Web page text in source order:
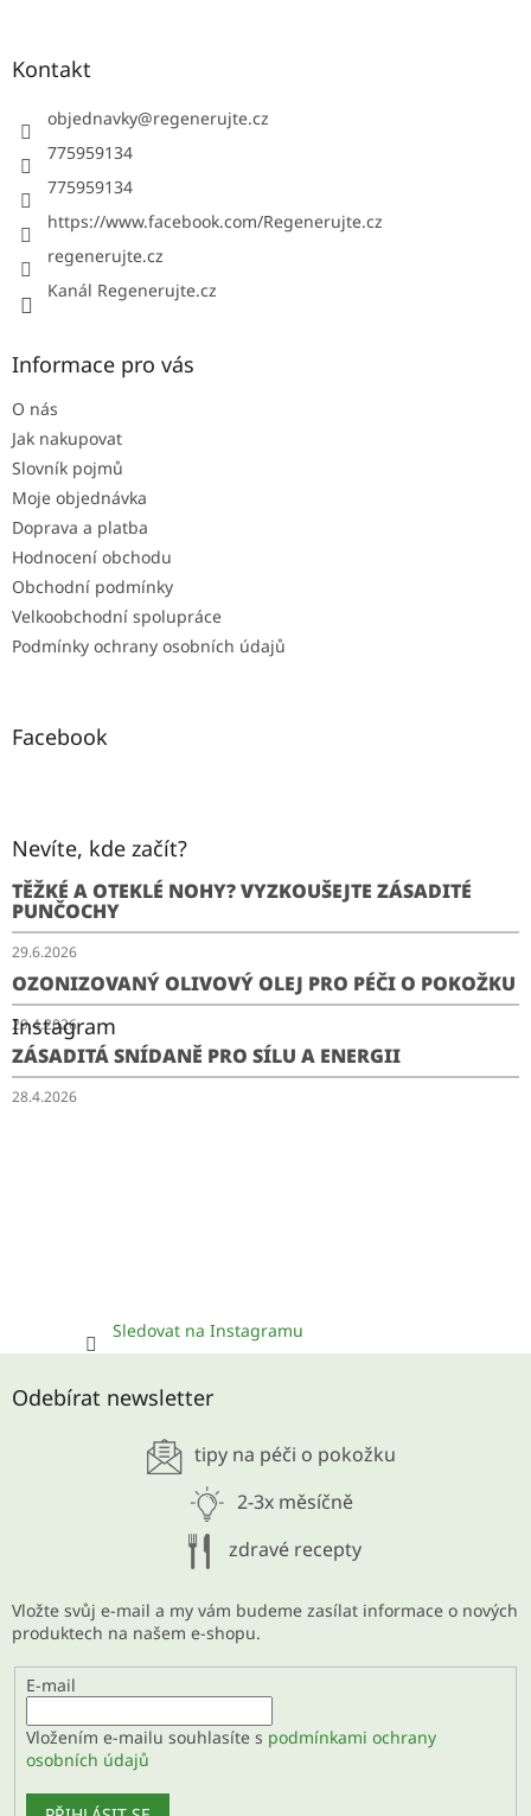
Kontakt
objednavky@regenerujte.cz
775959134
775959134
https://www.facebook.com/Regenerujte.cz
regenerujte.cz
Kanál Regenerujte.cz
Informace pro vás
O nás
Jak nakupovat
Slovník pojmů
Moje objednávka
Doprava a platba
Hodnocení obchodu
Obchodní podmínky
Velkoobchodní spolupráce
Podmínky ochrany osobních údajů
Facebook
Nevíte, kde začít?
TĚŽKÉ A OTEKLÉ NOHY? VYZKOUŠEJTE ZÁSADITÉ
PUNČOCHY
29.6.2026
OZONIZOVANÝ OLIVOVÝ OLEJ PRO PÉČI O POKOŽKU
29.4.2026
ZÁSADITÁ SNÍDANĚ PRO SÍLU A ENERGII
28.4.2026
Instagram
Sledovat na Instagramu
Odebírat newsletter
tipy na péči o pokožku
2-3x měsíčně
zdravé recepty
Vložte svůj e-mail a my vám budeme zasílat informace o nových
produktech na našem e-shopu.
E-mail
Vložením e-mailu souhlasíte s podmínkami ochrany
osobních údajů